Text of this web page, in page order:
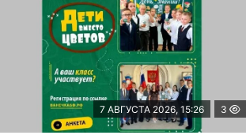
7 АВГУСТА 2026, 15:26 3